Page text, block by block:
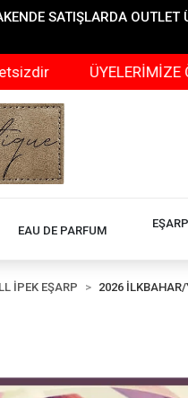
SATIŞLARDA
ÜYELERİMİZE
EAU DE PARFUM
İPEK EŞARP 2026